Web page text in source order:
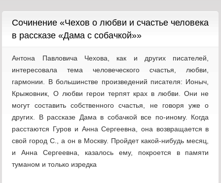
Cочинение «Чехов о любви и счастье человека
в рассказе «Дама с собачкой»»
Антона Павловича Чехова, как и других писателей,
интересовала тема человеческого счастья, любви,
гармонии. В большинстве произведений писателя: Ионыч,
Крыжовник, О любви герои терпят крах в любви. Они не
могут составить собственного счастья, не говоря уже о
других. В рассказе Дама в собачкой все по-иному. Когда
расстаются Гуров и Анна Сергеевна, она возвращается в
свой город С., а он в Москву. Пройдет какой-нибудь месяц,
и Анна Сергеевна, казалось ему, покроется в памяти
туманом и только изредка